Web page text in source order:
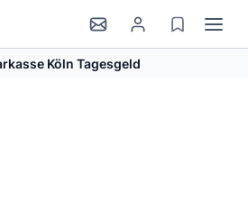
Köln Tagesgeld